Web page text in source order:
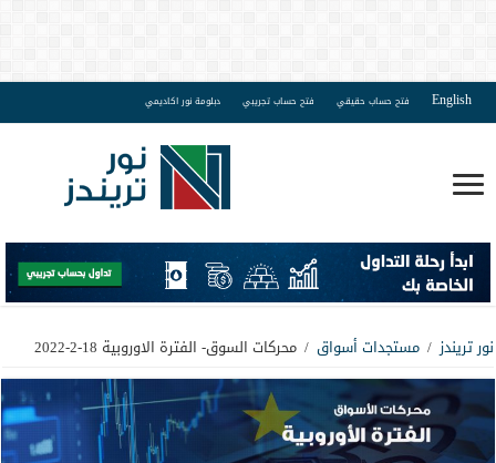
English فتح حساب حقيقي فتح حساب تجريبي دبلومة نور اكاديمي
نور تريندز / مستجدات أسواق / محركات السوق- الفترة الاوروبية 18-2-2022